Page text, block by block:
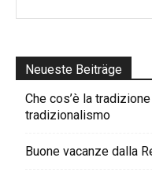
Neueste Beiträge
Che cos’è la
tradizionalismo
Buone vacanze dalla